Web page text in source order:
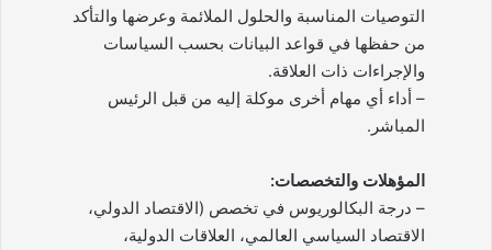
التوصيات المناسبة والحلول الملائمة وعرضها والتأكد
من حفظها في قواعد البيانات بحسب السياسات
والإجراءات ذات العلاقة.
– أداء أي مهام أخرى موكلة إليه من قبل الرئيس
المباشر.
المؤهلات والتخصصات:
– درجة البكالوريوس في تخصص (الاقتصاد الدولي،
الاقتصاد السياسي العالمي، العلاقات الدولية،